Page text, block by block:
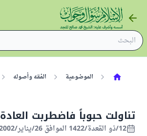
الموضوعية الفقه وأصوله
تناولت حبوباً فاضطربت العادة
12/ذو القعدة/1422 الموافق 26/يناير/2002